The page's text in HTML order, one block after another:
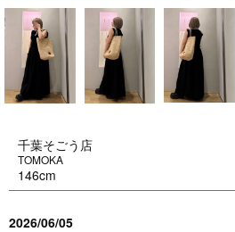
千葉そごう店
TOMOKA
146cm
2026/06/05